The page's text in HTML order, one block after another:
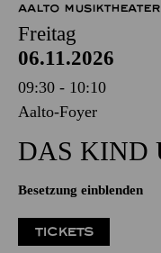
AALTO MUSIKTHEATER
Freitag
06.11.2026
09:30 - 10:10
Aalto-Foyer
DAS KIND
Besetzung einblenden
TICKETS